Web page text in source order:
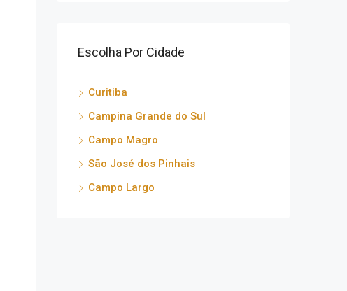
Escolha Por Cidade
Curitiba
Campina Grande do Sul
Campo Magro
São José dos Pinhais
Campo Largo